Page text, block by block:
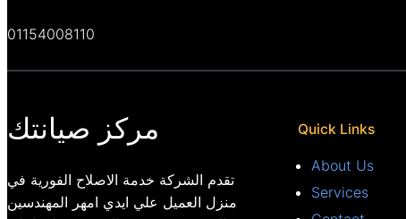
01154008110
مركز صيانتك
تقدم الشركة خدمة الاصلاح الفورية في
منزل العميل علي ايدي امهر المهندسين
Quick Links
About Us
Services